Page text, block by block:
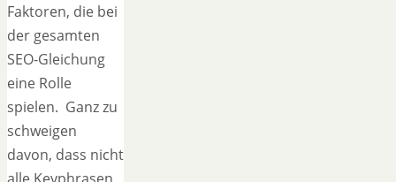
Faktoren, die bei
der gesamten
SEO-Gleichung
eine Rolle
spielen. Ganz zu
schweigen
davon, dass nicht